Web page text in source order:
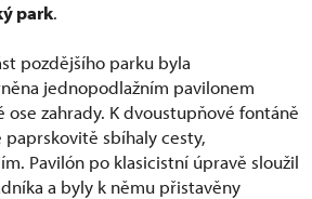
park.
pozdějšího parku byla
jednopodlažním pavilonem
zahrady. K dvoustupňové fontáně
sbíhaly cesty,
Pavilón po klasicistní úpravě sloužil
a byly k němu přistavěny